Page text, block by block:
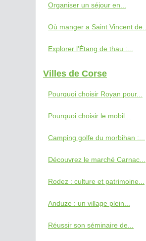
Organiser un séjour en...
Où manger a Saint Vincent de...
Explorer l'Étang de thau :...
Villes de Corse
Pourquoi choisir Royan pour...
Pourquoi choisir le mobil...
Camping golfe du morbihan :...
Découvrez le marché Carnac...
Rodez : culture et patrimoine...
Anduze : un village plein...
Réussir son séminaire de...